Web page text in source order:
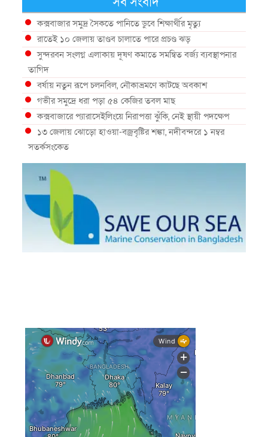
কক্সবাজার সমুদ্র সৈকতে পানিতে ডুবে শিক্ষার্থীর মৃত্যু
রাতেই ১০ জেলায় তাণ্ডব চালাতে পারে প্রচণ্ড ঝড়
সুন্দরবন সংলগ্ন এলাকায় দূষণ কমাতে সমন্বিত বর্জ্য ব্যবস্থাপনার
তাগিদ
বর্ষায় নতুন রূপে চলনবিল, নৌকাভ্রমণে কাটছে অবকাশ
গভীর সমুদ্রে ধরা পড়া ৫৪ কেজির তবল মাছ
কক্সবাজারে প্যারাসেইলিংয়ে নিরাপত্তা ঝুঁকি, নেই স্থায়ী পদক্ষেপ
১৩ জেলায় ঝোড়ো হাওয়া-বজ্রবৃষ্টির শঙ্কা, নদীবন্দরে ১ নম্বর
সতর্কসংকেত
দেশের ৫ জেলায় বন্যার শঙ্কা
দেশের বিভিন্ন অঞ্চলে বজ্রবৃষ্টির আভাস, ঢাকার আকাশও মেঘলা
আগস্টে টানা বৃষ্টি ও বন্যার আভাস, সাগরে একাধিক লঘুচাপের
শঙ্কা